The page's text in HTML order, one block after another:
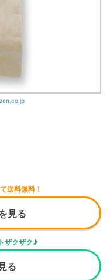
送料無料！
見る
ザクザク♪
る